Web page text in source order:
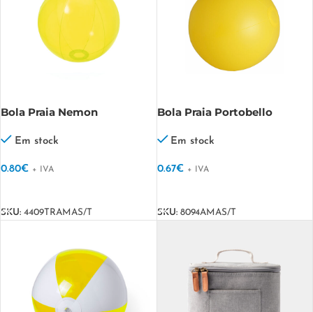
Bola Praia Nemon
Em stock
0.80€ + IVA
SKU: 4409TRAMAS/T
Bola Praia Portobello
Em stock
0.67€ + IVA
SKU: 8094AMAS/T